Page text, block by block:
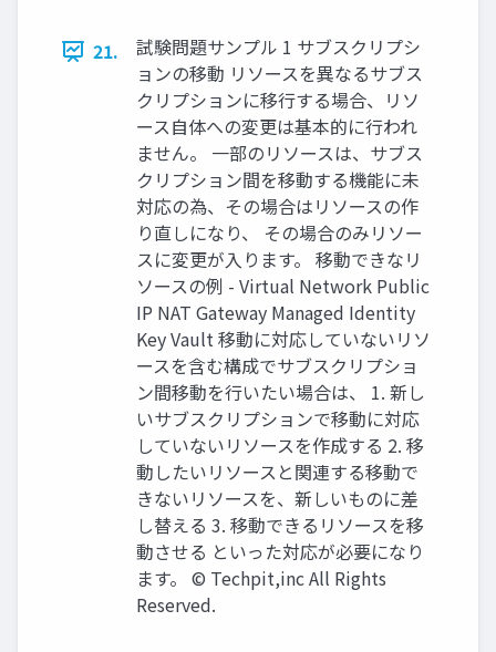
21.
試験問題サンプル 1 サブスクリプシ
ョンの移動 リソースを異なるサブス
クリプションに移行する場合、リソ
ース自体への変更は基本的に行われ
ません。 一部のリソースは、サブス
クリプション間を移動する機能に未
対応の為、その場合はリソースの作
り直しになり、 その場合のみリソー
スに変更が入ります。 移動できなリ
ソースの例 - Virtual Network Public
IP NAT Gateway Managed Identity
Key Vault 移動に対応していないリソ
ースを含む構成でサブスクリプショ
ン間移動を行いたい場合は、 1. 新し
いサブスクリプションで移動に対応
していないリソースを作成する 2. 移
動したいリソースと関連する移動で
きないリソースを、新しいものに差
し替える 3. 移動できるリソースを移
動させる といった対応が必要になり
ます。 © Techpit,inc All Rights
Reserved.